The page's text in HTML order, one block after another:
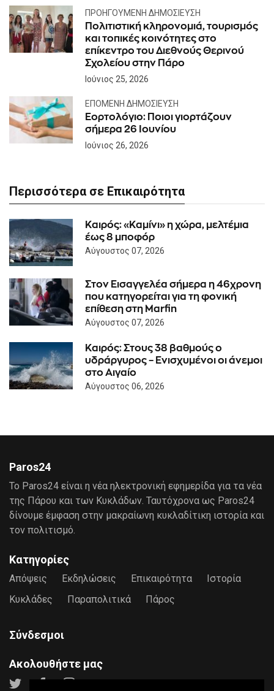
ΠΡΟΗΓΟΎΜΕΝΗ ΔΗΜΟΣΊΕΥΣΗ
Πολιτιστική κληρονομιά, τουρισμός
και τοπικές κοινότητες στο
επίκεντρο του Διεθνούς Θερινού
Σχολείου στην Πάρο
Ιούνιος 25, 2026
ΕΠΌΜΕΝΗ ΔΗΜΟΣΊΕΥΣΗ
Εορτολόγιο: Ποιοι γιορτάζουν
σήμερα 26 Ιουνίου
Ιούνιος 26, 2026
Περισσότερα σε Επικαιρότητα
Καιρός: «Καμίνι» η χώρα, μελτέμια
έως 8 μποφόρ
Αύγουστος 07, 2026
Στον Εισαγγελέα σήμερα η 46χρονη
που κατηγορείται για τη φονική
επίθεση στη Marfin
Αύγουστος 07, 2026
Καιρός: Στους 38 βαθμούς ο
υδράργυρος – Ενισχυμένοι οι άνεμοι
στο Αιγαίο
Αύγουστος 06, 2026
Paros24
Το Paros24 είναι η νέα ηλεκτρονική εφημερίδα για τα νέα
της Πάρου και των Κυκλάδων. Ταυτόχρονα ως Paros24
δίνουμε έμφαση στην μακραίωνη κυκλαδίτικη ιστορία και
τον πολιτισμό.
Κατηγορίες
Απόψεις Εκδηλώσεις Επικαιρότητα
Ιστορία
Κυκλάδες
Παραπολιτικά Πάρος
Σύνδεσμοι
Ακολουθήστε μας